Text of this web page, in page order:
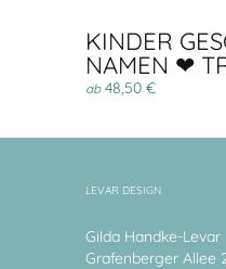
KINDER
NAMEN ❤
ab48,50 €
LEVAR DESIGN
Gilda Handke-Levar
Grafenberger Allee